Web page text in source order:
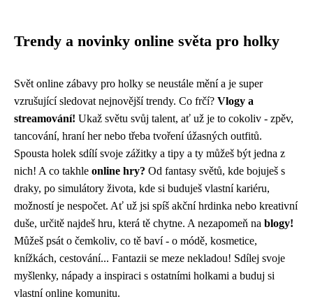
Trendy a novinky online světa pro holky
Svět online zábavy pro holky se neustále mění a je super
vzrušující sledovat nejnovější trendy. Co frčí? Vlogy a
streamování! Ukaž světu svůj talent, ať už je to cokoliv - zpěv,
tancování, hraní her nebo třeba tvoření úžasných outfitů.
Spousta holek sdílí svoje zážitky a tipy a ty můžeš být jedna z
nich! A co takhle online hry? Od fantasy světů, kde bojuješ s
draky, po simulátory života, kde si buduješ vlastní kariéru,
možností je nespočet. Ať už jsi spíš akční hrdinka nebo kreativní
duše, určitě najdeš hru, která tě chytne. A nezapomeň na blogy!
Můžeš psát o čemkoliv, co tě baví - o módě, kosmetice,
knížkách, cestování... Fantazii se meze nekladou! Sdílej svoje
myšlenky, nápady a inspiraci s ostatními holkami a buduj si
vlastní online komunitu.